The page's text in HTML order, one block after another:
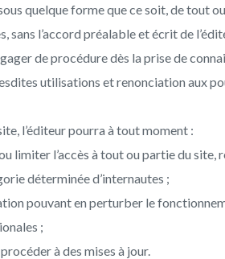
quelque forme que ce soit, de tout
sans l’accord préalable et écrit de
de procédure dès la prise de
utilisations et renonciation aux
l’éditeur pourra à tout moment :
limiter l’accès à tout ou partie du site,
déterminée d’internautes ;
pouvant en perturber le
;
à des mises à jour.